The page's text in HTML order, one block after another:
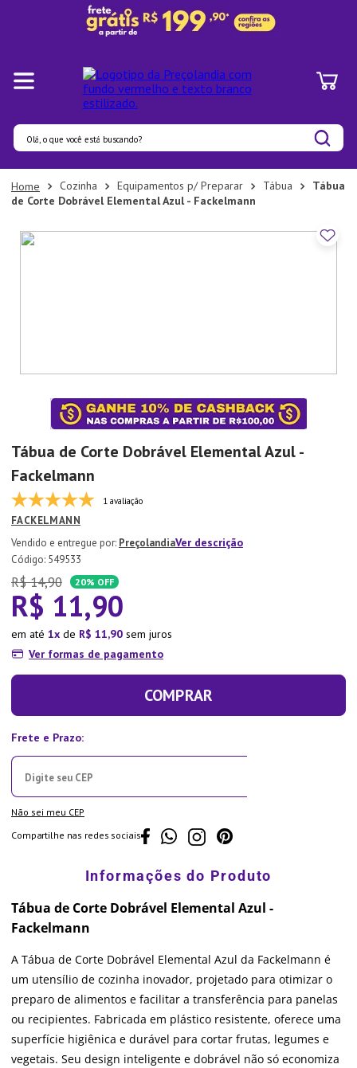
Olá, o que você está buscando?
Cozinha Equipamentos p/ Preparar Tábua
Tábua
de Corte Dobrável Elemental Azul - Fackelmann
Tábua de Corte Dobrável Elemental Azul -
Fackelmann
1 avaliação
FACKELMANN
PreçolandiaVer descrição
: 549533
R$ 14,90 20% OFF
R$ 11,90
em até 1 de R$ 11,90 sem juros
Ver formas de pagamento
COMPRAR
Não sei meu CEP
Compartilhe nas redes sociais
Tábua de Corte Dobrável Elemental Azul -
Fackelmann
A Tábua de Corte Dobrável Elemental Azul da Fackelmann é
um utensílio de cozinha inovador, projetado para otimizar o
preparo de alimentos e facilitar a transferência para panelas
ou recipientes. Fabricada em plástico resistente, oferece uma
superfície higiênica e durável para cortar frutas, legumes e
vegetais. Seu design inteligente e dobrável não só economiza
Termos mais buscados
1º
Pratos
2º
Panelas
7º
Xicara
Tapete
Aparelho Jantar
10º Lixeira